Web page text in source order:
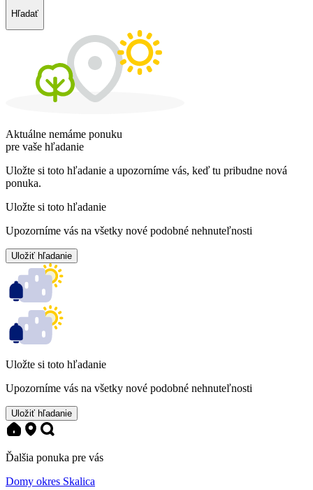
Hľadať
Aktuálne nemáme ponuku
pre vaše hľadanie
Uložte si toto hľadanie a upozorníme vás, keď tu pribudne nová
ponuka.
Uložte si toto hľadanie
Upozorníme vás na všetky nové podobné nehnuteľnosti
Uložiť hľadanie
Uložte si toto hľadanie
Upozorníme vás na všetky nové podobné nehnuteľnosti
Uložiť hľadanie
Ďalšia ponuka pre vás
Domy okres Skalica